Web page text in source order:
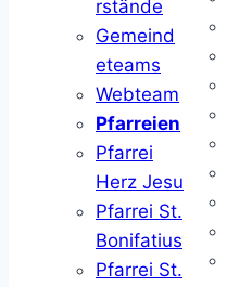
rstände
Gemeind
eteams
Webteam
Pfarreien
Pfarrei
Herz Jesu
Pfarrei St.
Bonifatius
Pfarrei St.